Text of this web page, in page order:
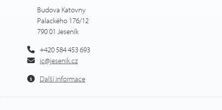
Budova Katovny
Palackého 176/12
790 01 Jeseník
+420 584 453 693
ic@jesenik.cz
Další informace